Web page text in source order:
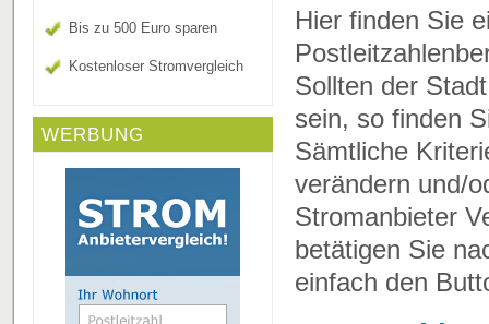
Bis zu 500 Euro sparen
Kostenloser Stromvergleich
WERBUNG
Hier finden Sie
Sollten der
sein, so finden
Sämtliche
verändern und/
Stromanbieter
betätigen Sie
einfach den